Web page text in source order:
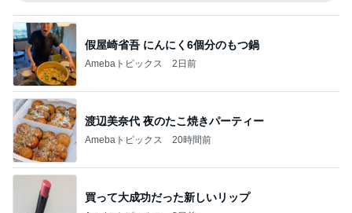
假屋崎省吾 にんにく6個分のもつ鍋
Amebaトピックス 2日前
渡辺美奈代 夜のたこ焼きパーティー
Amebaトピックス 20時間前
買って大成功だった新しいリップ